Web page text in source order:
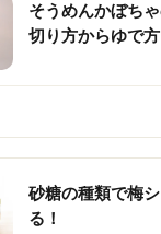
そうめんかぼち
切り方からゆで
砂糖の種類で梅
る！